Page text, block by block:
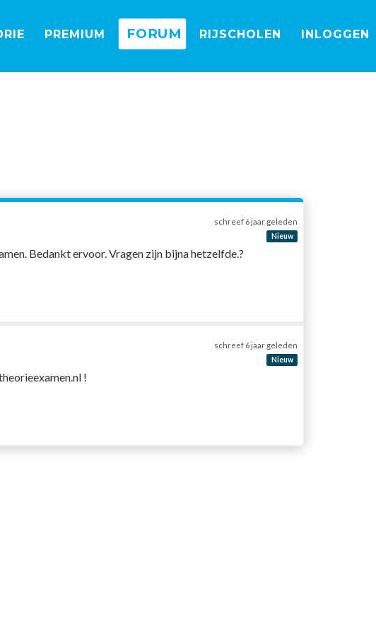
PREMIUM FORUM RIJSCHOLEN INLOGGEN
schreef 6 jaar geleden
Nieuw
Bedankt ervoor. Vragen zijn bijna hetzelfde.?
schreef 6 jaar geleden
Nieuw
!